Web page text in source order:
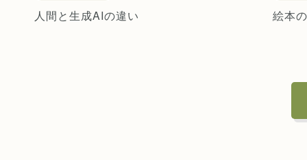
人間と生成AIの違い 絵本